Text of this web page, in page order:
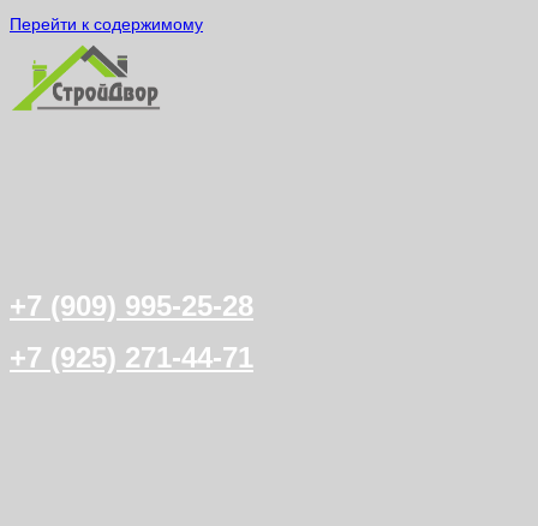
Перейти к содержимому
+7 (909) 995-25-28
+7 (925) 271-44-71